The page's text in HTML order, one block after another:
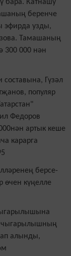
бара. Катнашу
беренче
эфирда узды,
Тамашаның
300 000 нән
Гүзәл
популяр
Федоров
артык кеше
карарга
берсе-
күңелле
чыгарылышның
алынды,